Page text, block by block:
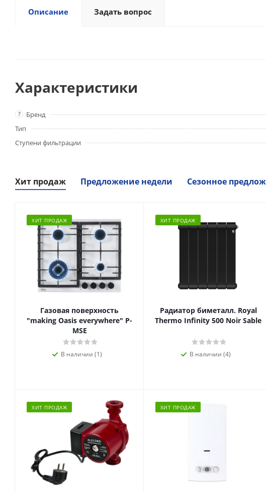
Описание Задать вопрос
Характеристики
? Бренд
Тип
Ступени фильтрации
Хит продаж Предложение недели Сезонное
ХИТ ПРОДАЖ
Газовая поверхность
"making Oasis everywhere" P-
MSE
В наличии (1)
ХИТ ПРОДАЖ
Радиатор биметалл. Royal
Thermo Infinity 500 Noir Sable
В наличии (4)
ХИТ ПРОДАЖ ХИТ ПРОДАЖ